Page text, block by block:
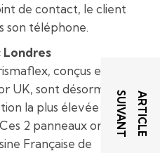
de contact, le client
son téléphone.
conçus et
UK, sont désormais
la plus élevée de
2 panneaux ont été
Française de
A
R
T
I
C
L
E
S
U
I
V
A
N
T